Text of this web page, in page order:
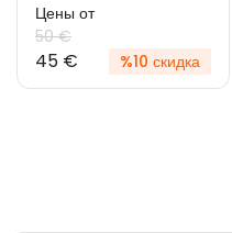
Цены от
50 €
45 € %10 скидка